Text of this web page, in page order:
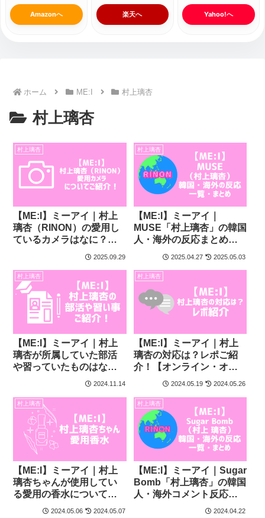
Amazonへ 楽天へ Yahoo!へ
ホーム ME:I 村上璃杏
村上璃杏
村上璃杏
【ME:I】ミーアイ｜村上
璃杏（RINON）の愛用し
ているカメラはなに？
2025.09.29
村上璃杏
【ME:I】ミーアイ｜
MUSE「村上璃杏」の韓国
人・海外の反応まとめ
2025.04.27 2025.05.03
村上璃杏
【ME:I】ミーアイ｜村上
璃杏が所属していた部活
や習っていたものはな
に？【部活習い事】
2024.11.14
村上璃杏
【ME:I】ミーアイ｜村上
璃杏の対応は？レポご紹
介！【オンライン・オフ
ライントーク】
2024.05.19 2024.05.26
村上璃杏
【ME:I】ミーアイ｜村上
璃杏ちゃんが使用してい
る愛用の香水について徹
底調査！
2024.05.06 2024.05.07
村上璃杏
【ME:I】ミーアイ｜Sugar
Bomb「村上璃杏」の韓国
人・海外コメント反応ま
2024.04.22